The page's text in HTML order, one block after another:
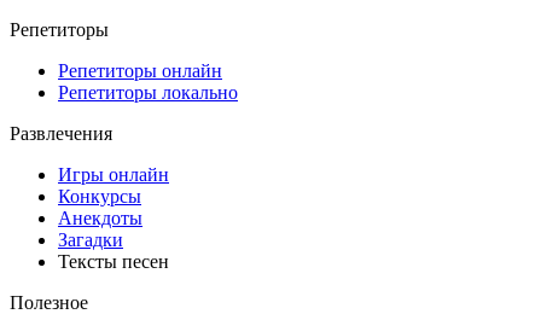
Репетиторы
Репетиторы онлайн
Репетиторы локально
Развлечения
Игры онлайн
Конкурсы
Анекдоты
Загадки
Тексты песен
Полезное